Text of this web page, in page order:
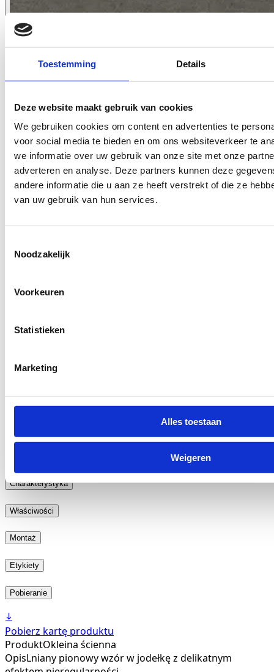
Toestemming Details
Deze website maakt gebruik van cookies
We gebruiken cookies om content en advertenties te
voor social media te bieden en om ons websiteverkeer te
we informatie over uw gebruik van onze site met onze
adverteren en analyse. Deze partners kunnen deze
andere informatie die u aan ze heeft verstrekt of die ze
van uw gebruik van hun services.
Noodzakelijk
Voorkeuren
Statistieken
Marketing
Alles toestaan
Weigeren
2621.73
2621.74
Dodaj bezpłatną kartę próbek do koszyka
Pobierz wszystkie obrazy (niska rozdzielczość)
Charakterystyka
Właściwości
Montaż
Etykiety
Pobieranie
Pobierz kartę produktu
ProduktOkleina ścienna
OpisLniany pionowy wzór w jodełkę z delikatnym